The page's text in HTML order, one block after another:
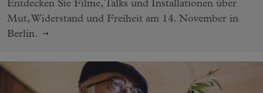
Entdecken Sie Filme, Talks und Installationen über
Mut, Widerstand und Freiheit am 14. November in
Berlin.